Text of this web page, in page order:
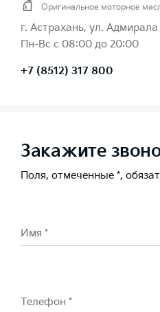
Оригинальное моторное
г. Астрахань, ул.
Пн-Вс с 08:00 до 20:00
+7 (8512) 317 800
Закажите
Поля, отмеченные *,
Имя *
Телефон *